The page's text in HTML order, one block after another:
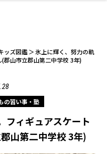
ッズ図鑑
氷上に輝く、努力の軌
郡山市立郡山第二中学校 3年)
の習い事・塾
フィギュアスケート
山第二中学校 3年)